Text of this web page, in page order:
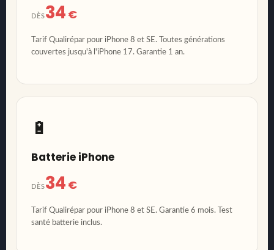
DÈS34 €
Tarif Qualirépar pour iPhone 8 et SE. Toutes générations
couvertes jusqu'à l'iPhone 17. Garantie 1 an.
🔋
Batterie iPhone
DÈS34 €
Tarif Qualirépar pour iPhone 8 et SE. Garantie 6 mois. Test
santé batterie inclus.